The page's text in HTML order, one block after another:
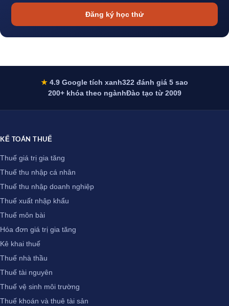
Đăng ký học thử
★ 4.9 Google tích xanh322 đánh giá 5 sao
200+ khóa theo ngànhĐào tạo từ 2009
KẾ TOÁN THUẾ
Thuế giá trị gia tăng
Thuế thu nhập cá nhân
Thuế thu nhập doanh nghiệp
Thuế xuất nhập khẩu
Thuế môn bài
Hóa đơn giá trị gia tăng
Kê khai thuế
Thuế nhà thầu
Thuế tài nguyên
Thuế vệ sinh môi trường
Thuế khoán và thuê tài sản